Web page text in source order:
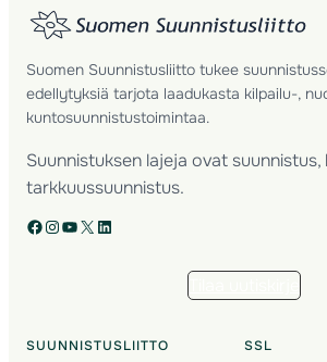
Suomen Suunnistusliitto tukee
edellytyksiä tarjota laadukasta kilpailu-,
kuntosuunnistustoimintaa.
Suunnistuksen lajeja ovat
tarkkuussuunnistus.
Facebook Instagram YouTube X LinkedIn
SUUNNISTUSLIITTO SSL